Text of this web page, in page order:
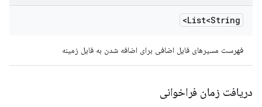
List<String>
فهرست مسیرهای فایل اضافی برای اضافه شدن به فایل زمینه
دریافت زمان فراخوانی